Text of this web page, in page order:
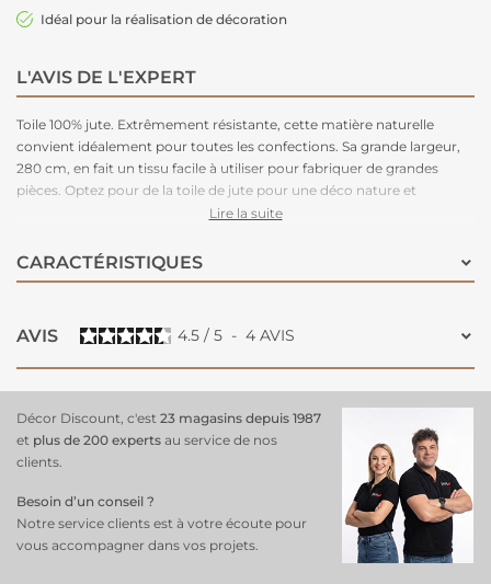
Idéal pour la réalisation de décoration
L'AVIS DE L'EXPERT
Toile 100% jute. Extrêmement résistante, cette matière naturelle
convient idéalement pour toutes les confections. Sa grande largeur,
280 cm, en fait un tissu facile à utiliser pour fabriquer de grandes
pièces. Optez pour de la toile de jute pour une déco nature et
champêtre lors de vos événements (mariage, anniversaire,
Lire la suite
CARACTÉRISTIQUES
AVIS 4.5 / 5 - 4 AVIS
Décor Discount, c'est 23 magasins depuis 1987
et plus de 200 experts au service de nos
clients.
Besoin d’un conseil ?
Notre service clients est à votre écoute pour
vous accompagner dans vos projets.